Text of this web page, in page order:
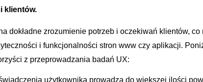
klientów.
dokładne zrozumienie potrzeb i oczekiwań klientów, co
i funkcjonalności stron www czy⁣ aplikacji.
⁤z ⁤przeprowadzania ‍badań UX:
użytkownika prowadzą ⁤do ⁤większej ilości